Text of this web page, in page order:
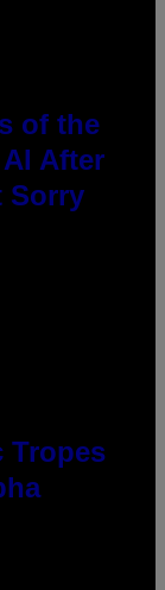
of the
After
Sorry
Tropes